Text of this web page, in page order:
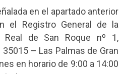
en el apartado anterior
el Registro General de la
Real de San Roque nº 1,
– Las Palmas de Gran
en horario de 9:00 a 14:00